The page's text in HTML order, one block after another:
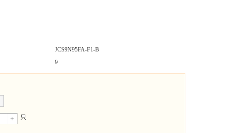
JCS9N95FA-F1-B
9
+ 只